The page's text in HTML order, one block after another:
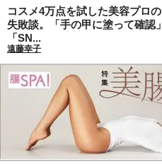
コスメ4万点を試した美容プロの
失敗談。「手の甲に塗って確認」
「SN...
遠藤幸子